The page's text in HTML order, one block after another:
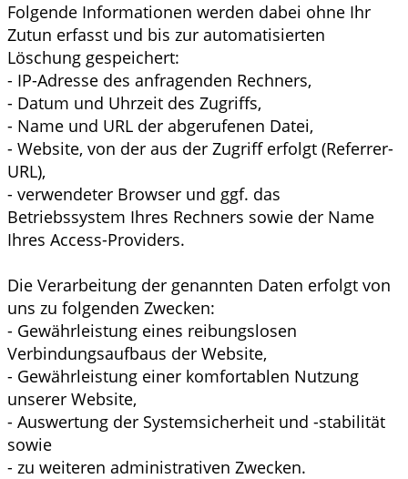
Folgende Informationen werden dabei ohne Ihr
Zutun erfasst und bis zur automatisierten
Löschung gespeichert:
- IP-Adresse des anfragenden Rechners,
- Datum und Uhrzeit des Zugriffs,
- Name und URL der abgerufenen Datei,
- Website, von der aus der Zugriff erfolgt (Referrer-
URL),
- verwendeter Browser und ggf. das
Betriebssystem Ihres Rechners sowie der Name
Ihres Access-Providers.
Die Verarbeitung der genannten Daten erfolgt von
uns zu folgenden Zwecken:
- Gewährleistung eines reibungslosen
Verbindungsaufbaus der Website,
- Gewährleistung einer komfortablen Nutzung
unserer Website,
- Auswertung der Systemsicherheit und -stabilität
sowie
- zu weiteren administrativen Zwecken.